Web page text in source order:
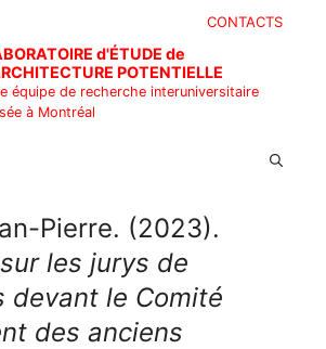
CONTACTS
d'ÉTUDE de
POTENTIELLE
équipe de recherche interuniversitaire
à Montréal
Pierre. (2023).
les jurys de
devant le Comité
des anciens